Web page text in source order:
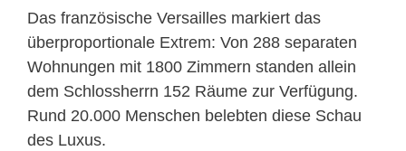
Das französische Versailles markiert das
überproportionale Extrem: Von 288 separaten
Wohnungen mit 1800 Zimmern standen allein
dem Schlossherrn 152 Räume zur Verfügung.
Rund 20.000 Menschen belebten diese Schau
des Luxus.